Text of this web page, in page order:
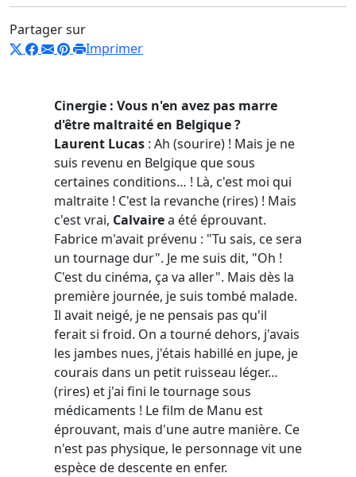
Partager sur
Imprimer
Cinergie : Vous n'en avez pas marre
d'être maltraité en Belgique ?
Laurent Lucas : Ah (sourire) ! Mais je ne
suis revenu en Belgique que sous
certaines conditions… ! Là, c'est moi qui
maltraite ! C'est la revanche (rires) ! Mais
c'est vrai, Calvairea été éprouvant.
Fabrice m'avait prévenu : "Tu sais, ce sera
un tournage dur". Je me suis dit, "Oh !
C'est du cinéma, ça va aller". Mais dès la
première journée, je suis tombé malade.
Il avait neigé, je ne pensais pas qu'il
ferait si froid. On a tourné dehors, j'avais
les jambes nues, j'étais habillé en jupe, je
courais dans un petit ruisseau léger…
(rires) et j'ai fini le tournage sous
médicaments ! Le film de Manu est
éprouvant, mais d'une autre manière. Ce
n'est pas physique, le personnage vit une
espèce de descente en enfer.